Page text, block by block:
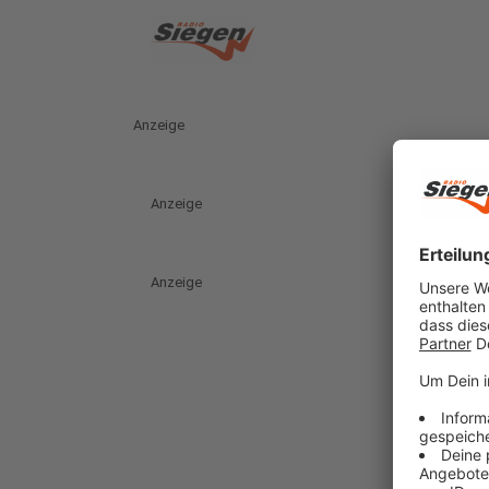
Anzeige
Anzeige
Anzeige